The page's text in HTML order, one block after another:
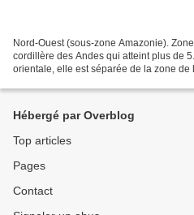
Nord-Ouest (sous-zone Amazonie).
cordillère des Andes qui atteint plus de
orientale, elle est séparée de la zone
Hébergé par Overblog
Top articles
Pages
Contact